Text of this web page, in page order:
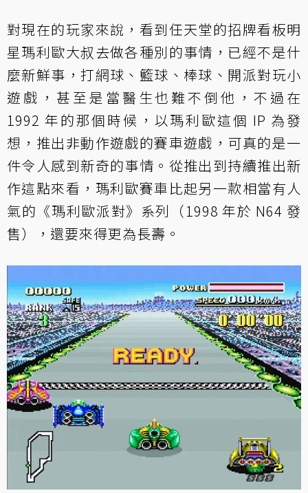
對現在的玩家來說，看到任天堂的招牌看板明
星瑪利歐大叔去做各種別的事情，已經不是什
麼新鮮事，打網球、籃球、棒球、開派對玩小
遊戲，甚至是當醫生也難不倒他，不過在
1992 年的那個時候，以瑪利歐這個 IP 為發
想，推出非動作遊戲的賽車遊戲，可真的是一
件令人感到新奇的事情。從推出到持續推出新
作這點來看，瑪利歐賽車比起另一款相當有人
氣的《瑪利歐派對》系列（1998 年於 N64 發
售），還要來得更為長壽。